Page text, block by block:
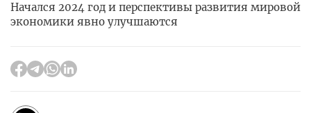
Начался 2024 год и перспективы развития мировой
экономики явно улучшаются